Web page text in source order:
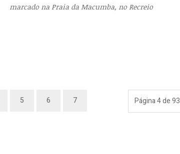
marcado na Praia da Macumba, no Recreio
Página 4 de 93
5 6 7